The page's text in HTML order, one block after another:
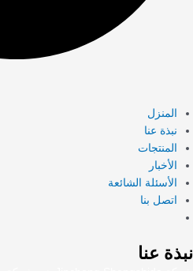
المنزل
نبذة عنا
المنتجات
الأخبار
الأسئلة الشائعة
اتصل بنا
نبذة عنا